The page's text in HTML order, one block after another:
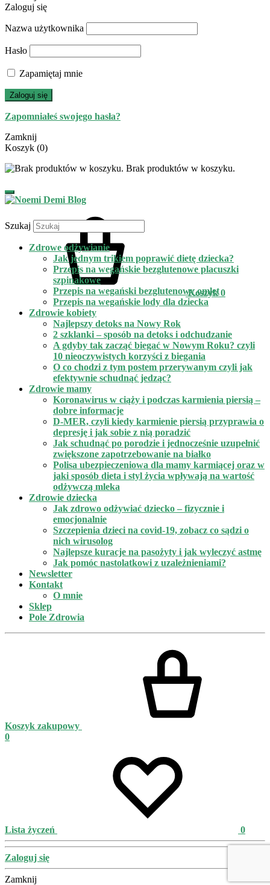
Zaloguj się
Nazwa użytkownika
Hasło
Zapamiętaj mnie
Zaloguj się
Zapomniałeś swojego hasła?
Zamknij
Koszyk (0)
Brak produktów w koszyku.
Koszyk 0
Szukaj
Zdrowe odżywianie
Jak jednym trikiem poprawić dietę dziecka?
Przepis na wegańskie bezglutenowe placuszki
szpinakowe
Przepis na wegański bezglutenowy omlet
Przepis na wegańskie lody dla dziecka
Zdrowie kobiety
Najlepszy detoks na Nowy Rok
2 szklanki – sposób na detoks i odchudzanie
A gdyby tak zacząć biegać w Nowym Roku? czyli
10 nieoczywistych korzyści z biegania
O co chodzi z tym postem przerywanym czyli jak
efektywnie schudnąć jedząc?
Zdrowie mamy
Koronawirus w ciąży i podczas karmienia piersią –
dobre informacje
D-MER, czyli kiedy karmienie piersią przyprawia o
depresję i jak sobie z nią poradzić
Jak schudnąć po porodzie i jednocześnie uzupełnić
zwiększone zapotrzebowanie na białko
Polisa ubezpieczeniowa dla mamy karmiącej oraz w
jaki sposób dieta i styl życia wpływają na wartość
odżywczą mleka
Zdrowie dziecka
Jak zdrowo odżywiać dziecko – fizycznie i
emocjonalnie
Szczepienia dzieci na covid-19, zobacz co sądzi o
nich wirusolog
Najlepsze kuracje na pasożyty i jak wyleczyć astmę
Jak pomóc nastolatkowi z uzależnieniami?
Newsletter
Kontakt
O mnie
Sklep
Pole Zdrowia
Koszyk zakupowy
0
Lista życzeń 0
Zaloguj się
Zamknij